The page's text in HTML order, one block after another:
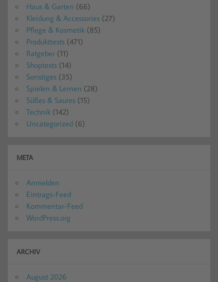
Haus & Garten (66)
Kleidung & Accessories (27)
Pflege & Kosmetik (85)
Produkttests (471)
Ratgeber (11)
Shoptests (14)
Sonstiges (35)
Spielen & Lernen (28)
Süßes & Saures (15)
Technik (142)
Uncategorized (6)
META
Anmelden
Eintrags-Feed
Kommentar-Feed
WordPress.org
ARCHIV
August 2026